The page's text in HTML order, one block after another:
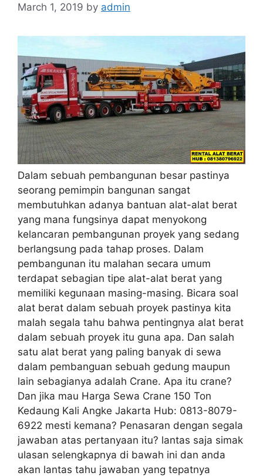
March 1, 2019 by admin
Dalam sebuah pembangunan besar pastinya
seorang pemimpin bangunan sangat
membutuhkan adanya bantuan alat-alat berat
yang mana fungsinya dapat menyokong
kelancaran pembangunan proyek yang sedang
berlangsung pada tahap proses. Dalam
pembangunan itu malahan secara umum
terdapat sebagian tipe alat-alat berat yang
memiliki kegunaan masing-masing. Bicara soal
alat berat dalam sebuah proyek pastinya kita
malah segala tahu bahwa pentingnya alat berat
dalam sebuah proyek itu guna apa. Dan salah
satu alat berat yang paling banyak di sewa
dalam pembanguan sebuah gedung maupun
lain sebagianya adalah Crane. Apa itu crane?
Dan jika mau Harga Sewa Crane 150 Ton
Kedaung Kali Angke Jakarta Hub: 0813-8079-
6922 mesti kemana? Penasaran dengan segala
jawaban atas pertanyaan itu? lantas saja simak
ulasan selengkapnya di bawah ini dan anda
akan lantas tahu jawaban yang tepatnya